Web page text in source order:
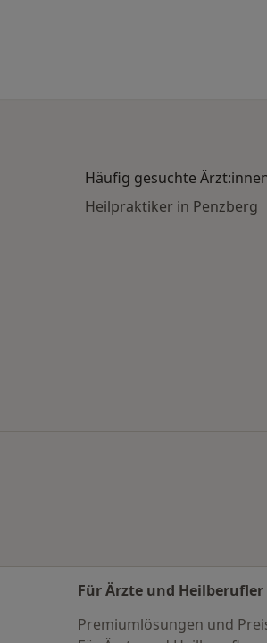
Häufig gesuchte
Heilpraktiker in Penzberg
Für Ärzte und Heilberufler
Premiumlösungen und